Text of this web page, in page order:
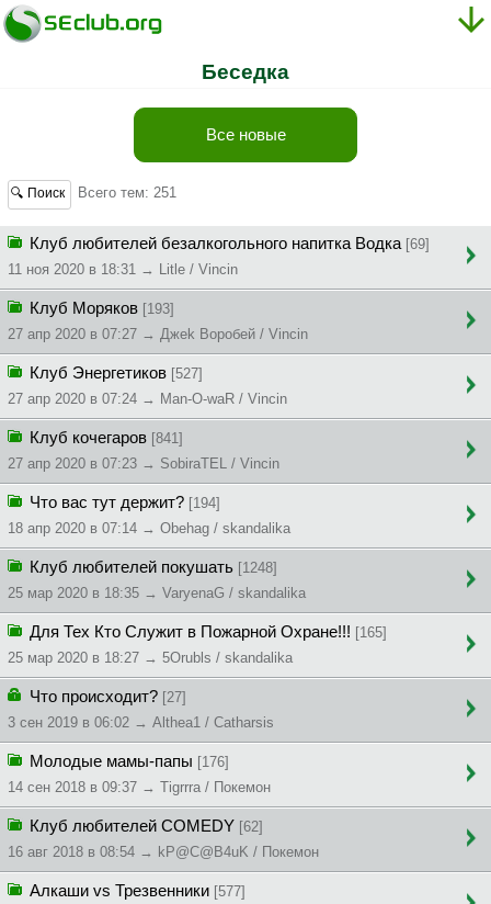
Беседка
Все новые
🔍 Поиск Всего тем: 251
Клуб любителей безалкогольного напитка Водка [69]
11 ноя 2020 в 18:31 → Litle / Vincin
Клуб Моряков [193]
27 апр 2020 в 07:27 → Джek Bopoбeй / Vincin
Клуб Энергетиков [527]
27 апр 2020 в 07:24 → Man-O-waR / Vincin
Клуб кочегаров [841]
27 апр 2020 в 07:23 → SobiraTEL / Vincin
Что вас тут держит? [194]
18 апр 2020 в 07:14 → Obehag / skandalika
Клуб любителей покушать [1248]
25 мар 2020 в 18:35 → VaryenaG / skandalika
Для Тех Кто Служит в Пожарной Охране!!! [165]
25 мар 2020 в 18:27 → 5Orubls / skandalika
Что происходит? [27]
3 сен 2019 в 06:02 → Althea1 / Catharsis
Молодые мамы-папы [176]
14 сен 2018 в 09:37 → Tigrrra / Покемон
Клуб любителей COMEDY [62]
16 авг 2018 в 08:54 → kP@C@B4uK / Покемон
Алкаши vs Трезвенники [577]